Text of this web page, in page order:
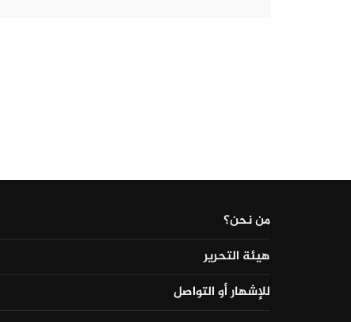
من نحن؟
هيئة التحرير
للإشهار أو التواصل